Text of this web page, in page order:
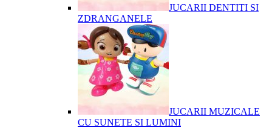
JUCARII DENTITI SI
ZDRANGANELE
JUCARII MUZICALE
CU SUNETE SI LUMINI